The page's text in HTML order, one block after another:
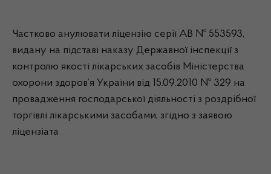
Частково анулювати ліцензію серії АВ № 553593,
видану на підставі наказу Державної інспекції з
контролю якості лікарських засобів Міністерства
охорони здоров’я України від 15.09.2010 № 329 на
провадження господарської діяльності з роздрібної
торгівлі лікарськими засобами, згідно з заявою
ліцензіата